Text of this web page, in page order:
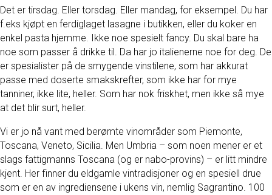
Det er tirsdag. Eller torsdag. Eller mandag, for eksempel. Du har
f.eks kjøpt en ferdiglaget lasagne i butikken, eller du koker en
enkel pasta hjemme. Ikke noe spesielt fancy. Du skal bare ha
noe som passer å drikke til. Da har jo italienerne noe for deg. De
er spesialister på de smygende vinstilene, som har akkurat
passe med doserte smakskrefter, som ikke har for mye
tanniner, ikke lite, heller. Som har nok friskhet, men ikke så mye
at det blir surt, heller.
Vi er jo nå vant med berømte vinområder som Piemonte,
Toscana, Veneto, Sicilia. Men Umbria – som noen mener er et
slags fattigmanns Toscana (og er nabo-provins) – er litt mindre
kjent. Her finner du eldgamle vintradisjoner og en spesiell drue
som er en av ingrediensene i ukens vin, nemlig Sagrantino. 100